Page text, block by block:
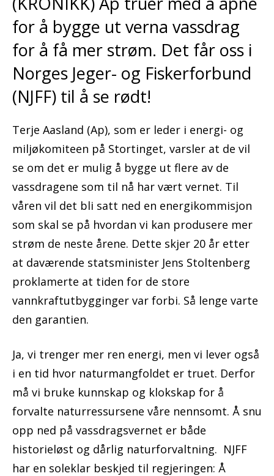
for å bygge ut verna vassdrag
for å få mer strøm. Det får oss i
Norges Jeger- og Fiskerforbund
(NJFF) til å se rødt!
Terje Aasland (Ap), som er leder i energi- og
miljøkomiteen på Stortinget, varsler at de vil
se om det er mulig å bygge ut flere av de
vassdragene som til nå har vært vernet. Til
våren vil det bli satt ned en energikommisjon
som skal se på hvordan vi kan produsere mer
strøm de neste årene. Dette skjer 20 år etter
at daværende statsminister Jens Stoltenberg
proklamerte at tiden for de store
vannkraftutbygginger var forbi. Så lenge varte
den garantien.
Ja, vi trenger mer ren energi, men vi lever også
i en tid hvor naturmangfoldet er truet. Derfor
må vi bruke kunnskap og klokskap for å
forvalte naturressursene våre nennsomt. Å snu
opp ned på vassdragsvernet er både
historieløst og dårlig naturforvaltning. NJFF
har en soleklar beskjed til regjeringen: Å